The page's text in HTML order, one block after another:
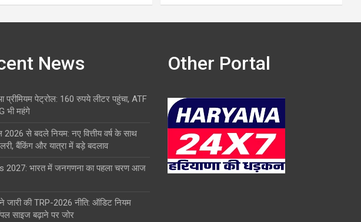
News
प्रीमियम पेट्रोल: 160 रुपये लीटर पहुंचा, ATF
भी महंगे
से बदले नियम: नए वित्तीय वर्ष के साथ
बैंकिंग और यात्रा में बड़े बदलाव
2027: भारत में जनगणना का पहला चरण आज
जारी की TRP-2026 नीति: ऑडिट नियम
साइज बढ़ाने पर जोर
Other Portal